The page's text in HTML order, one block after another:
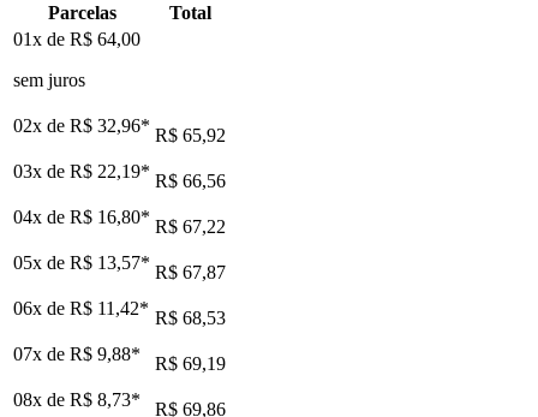
Parcelas
Total
01x de R$ 64,00
sem juros
02x de R$ 32,96* R$ 65,92
03x de R$ 22,19* R$ 66,56
04x de R$ 16,80* R$ 67,22
05x de R$ 13,57* R$ 67,87
06x de R$ 11,42* R$ 68,53
07x de R$ 9,88*
R$ 69,19
08x de R$ 8,73*
R$ 69,86